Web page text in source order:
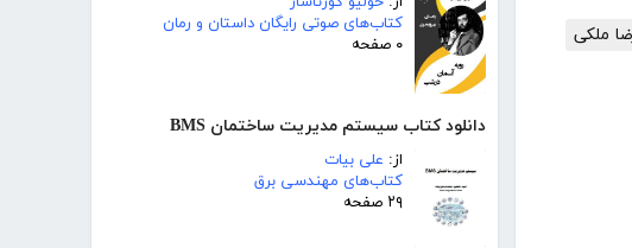
کتاب‌های صوتی رایگان داستان و رمان
۰ صفحه
دانلود کتاب سیستم مدیریت ساختمان BMS
از: علی بیات
کتاب‌های مهندسی برق
۲۹ صفحه